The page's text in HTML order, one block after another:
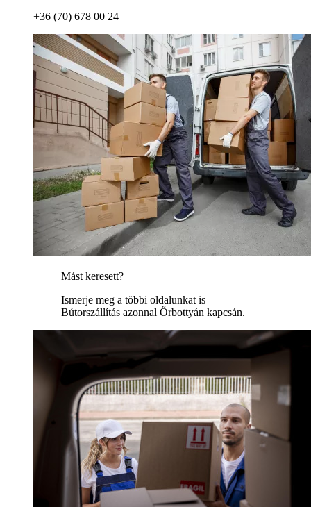
+36 (70) 678 00 24
Mást keresett?
Ismerje meg a többi oldalunkat is
Bútorszállítás azonnal Őrbottyán kapcsán.